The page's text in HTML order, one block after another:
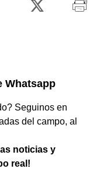
Whatsapp
Seguinos en
del campo, al
noticias y
real!